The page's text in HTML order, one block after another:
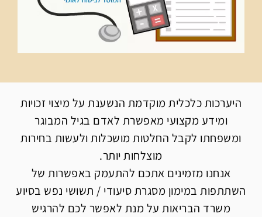
היערכות כלכלית מוקדמת הנשענת על מיצוי זכויות
ומידע מקצועי מאפשרת לאדם בגיל המבוגר
ומשפחתו לקבל החלטות מושכלות ולעשות בחירות
מוצלחות יותר.
אנחנו מזמינים אתכם להתעמק באפשרות של
השתתפות במימון מסגרת סיעודי / תשושי נפש בסיוע
משרד הבריאות על מנת לאפשר לכם להרגיש